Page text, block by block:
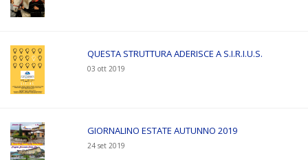
QUESTA STRUTTURA ADERISCE A S.I.R.I.U.S.
03 ott 2019
GIORNALINO ESTATE AUTUNNO 2019
24 set 2019